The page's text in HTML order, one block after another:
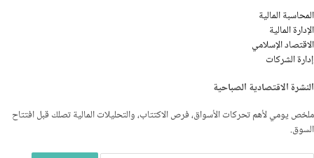
المحاسبة المالية
الإدارة المالية
الاقتصاد الإسلامي
إدارة الشركات
النشرة الاقتصادية الصباحية
ملخص يومي لأهم تحركات الأسواق، فرص الاكتتاب، والتحليلات المالية تصلك قبل افتتاح
السوق.